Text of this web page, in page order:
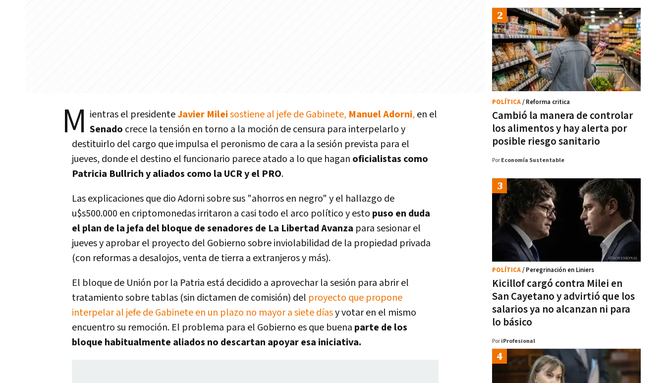
M ientras el presidenteJavier Mileisostiene al jefe de Gabinete, Manuel Adorni, en el
Senado crece la tensión en torno a la moción de censura para interpelarlo y
destituirlo del cargo que impulsa el peronismo de cara a la sesión prevista para el
jueves, donde el destino el funcionario parece atado a lo que hagan oficialistas como
Patricia Bullrich y aliados como la UCR y el PRO.
Las explicaciones que dio Adorni sobre sus "ahorros en negro" y el hallazgo de
u$s500.000 en criptomonedas irritaron a casi todo el arco político y esto puso en duda
el plan de la jefa del bloque de senadores de La Libertad Avanza para sesionar el
jueves y aprobar el proyecto del Gobierno sobre inviolabilidad de la propiedad privada
(con reformas a desalojos, venta de tierra a extranjeros y más).
El bloque de Unión por la Patria está decidido a aprovechar la sesión para abrir el
tratamiento sobre tablas (sin dictamen de comisión) del proyecto que propone
interpelar al jefe de Gabinete en un plazo no mayor a siete díasy votar en el mismo
encuentro su remoción. El problema para el Gobierno es que buena parte de los
bloque habitualmente aliados no descartan apoyar esa iniciativa.
Cambió la manera de controlar
los alimentos y hay alerta por
posible riesgo sanitario
POLÍTICA/ Reforma critica
Por Economía Sustentable
Kicillof cargó contra Milei en
San Cayetano y advirtió que los
salarios ya no alcanzan ni para
lo básico
POLÍTICA/ Peregrinación en Liniers
Por iProfesional